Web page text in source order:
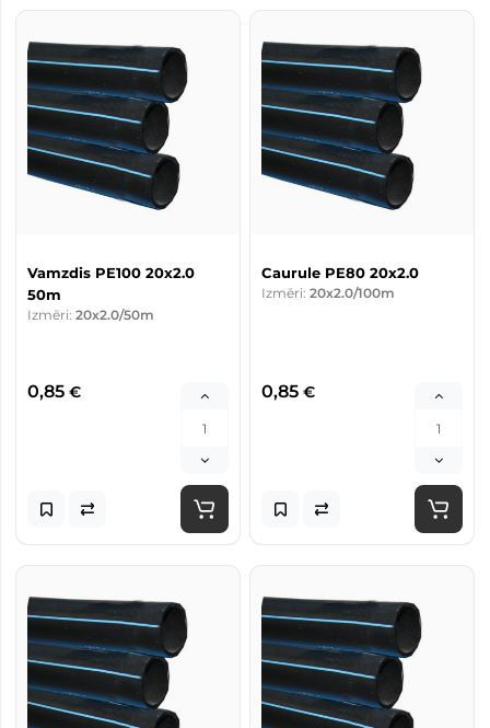
Vamzdis PE100 20x2.0
50m
Izmēri: 20x2.0/50m
0,85 €
Caurule PE80 20x2.0
Izmēri: 20x2.0/100m
0,85 €